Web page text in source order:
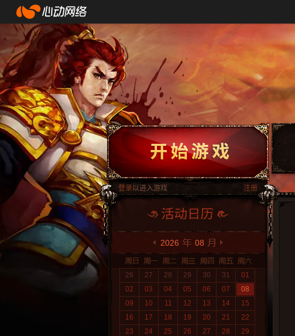
登录以进入游戏 注册
2026 08
26 27 28 29 30 31
01
02
03 04 05 06 07
08
09
10 11 12 13 14
15
16
17 18 19 20 21
22
23
24 25 26 27 28
29